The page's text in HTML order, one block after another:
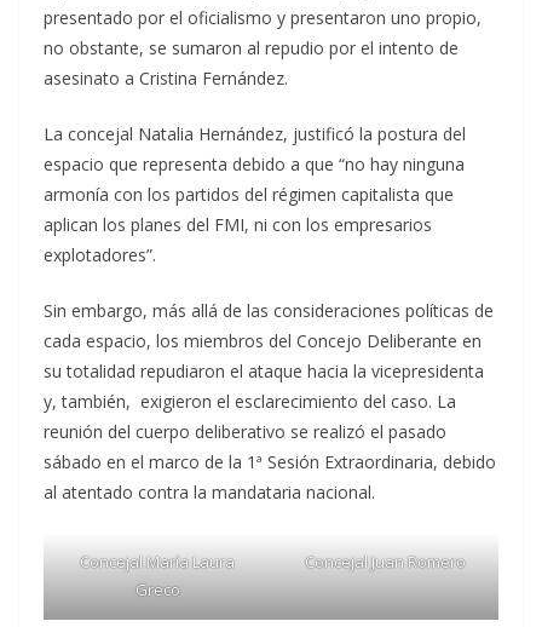
presentado por el oficialismo y presentaron uno propio,
no obstante, se sumaron al repudio por el intento de
asesinato a Cristina Fernández.
La concejal Natalia Hernández, justificó la postura del
espacio que representa debido a que “no hay ninguna
armonía con los partidos del régimen capitalista que
aplican los planes del FMI, ni con los empresarios
explotadores”.
Sin embargo, más allá de las consideraciones políticas de
cada espacio, los miembros del Concejo Deliberante en
su totalidad repudiaron el ataque hacia la vicepresidenta
y, también, exigieron el esclarecimiento del caso. La
reunión del cuerpo deliberativo se realizó el pasado
sábado en el marco de la 1ª Sesión Extraordinaria, debido
al atentado contra la mandataria nacional.
Concejal María Laura
Greco
Concejal Juan Romero